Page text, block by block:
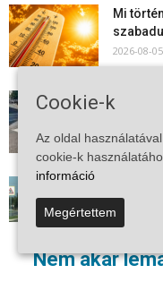
Nem akar
Mi
2026-08-05
2026-08-05
Több
Bács-
2026-08-04
Cookie-k
Az oldal
cookie-k
információ
Megértettem